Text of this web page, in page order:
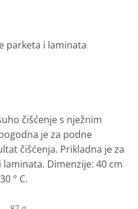
parketa i laminata
čišćenje s nježnim
je za podne
čišćenja. Prikladna je za
laminata. Dimenzije: 40 cm
° C.